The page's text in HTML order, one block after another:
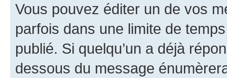
Vous pouvez éditer un de vos
parfois dans une limite de
publié. Si quelqu’un a déjà
dessous du message